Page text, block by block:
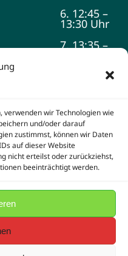
verwenden wir Technologien wie
und/oder darauf
zustimmst, können wir Daten
auf dieser Website
nicht erteilst oder zurückziehst,
beeinträchtigt werden.
6. 12:45 –
13:30 Uhr
7. 13:35 –
8. 14:25 –
9. 15:15 –
16:00 Uhr
by